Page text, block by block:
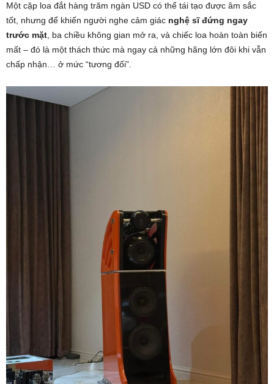
Một cặp loa đắt hàng trăm ngàn USD có thể tái tạo được âm sắc
tốt, nhưng để khiến người nghe cảm giác nghệ sĩ đứng ngay
trước mặt , ba chiều không gian mở ra, và chiếc loa hoàn toàn biến
mất – đó là một thách thức mà ngay cả những hãng lớn đôi khi vẫn
chấp nhận… ở mức “tương đối”.